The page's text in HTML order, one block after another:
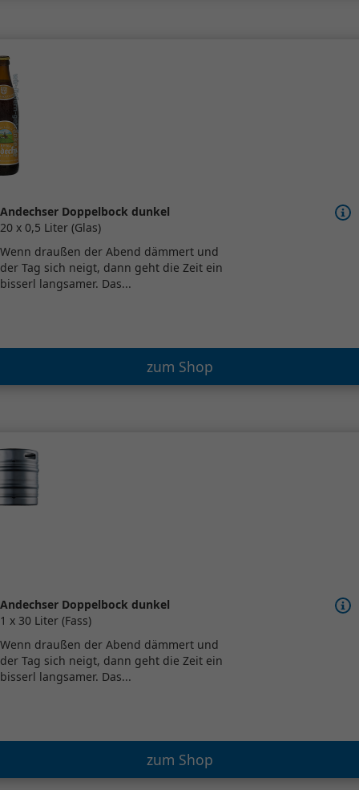
Andechser Doppelbock dunkel
20 x 0,5 Liter (Glas)
Wenn draußen der Abend dämmert und
der Tag sich neigt, dann geht die Zeit ein
bisserl langsamer. Das...
zum Shop
Andechser Doppelbock dunkel
1 x 30 Liter (Fass)
Wenn draußen der Abend dämmert und
der Tag sich neigt, dann geht die Zeit ein
bisserl langsamer. Das...
zum Shop